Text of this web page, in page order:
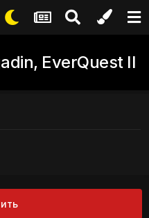
EverQuest II